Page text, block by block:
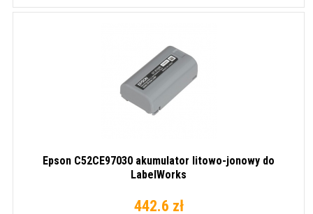
Epson C52CE97030 akumulator litowo-jonowy do
LabelWorks
442.6 zł